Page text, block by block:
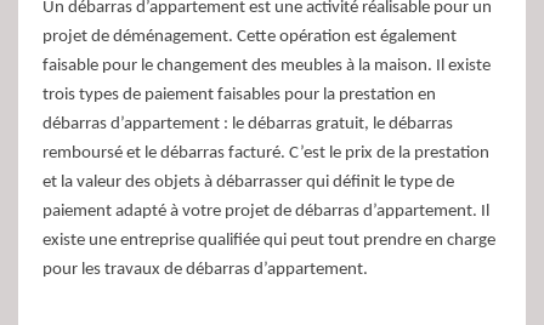
Un débarras d’appartement est une activité réalisable pour un
projet de déménagement. Cette opération est également
faisable pour le changement des meubles à la maison. Il existe
trois types de paiement faisables pour la prestation en
débarras d’appartement : le débarras gratuit, le débarras
remboursé et le débarras facturé. C’est le prix de la prestation
et la valeur des objets à débarrasser qui définit le type de
paiement adapté à votre projet de débarras d’appartement. Il
existe une entreprise qualifiée qui peut tout prendre en charge
pour les travaux de débarras d’appartement.